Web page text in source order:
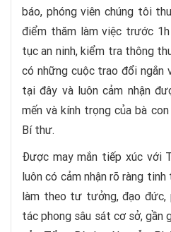
báo, phóng viên chúng tôi
điểm thăm làm việc trước
tục an ninh, kiểm tra thông
có những cuộc trao đổi ngắn
tại đây và luôn cảm nhận
mến và kính trọng của bà
Bí thư.
Được may mắn tiếp xúc với
luôn có cảm nhận rõ ràng
làm theo tư tưởng, đạo đức,
tác phong sâu sát cơ sở, gần